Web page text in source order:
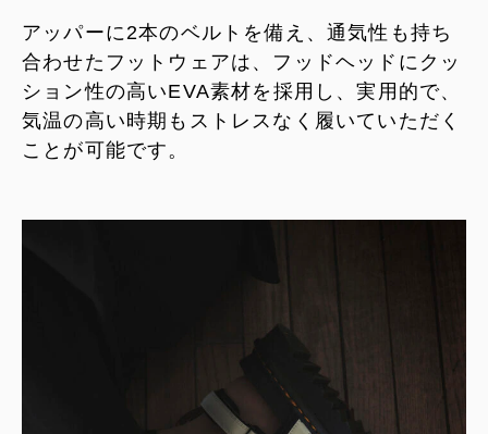
アッパーに2本のベルトを備え、通気性も持ち
合わせたフットウェアは、フッドヘッドにクッ
ション性の高いEVA素材を採用し、実用的で、
気温の高い時期もストレスなく履いていただく
ことが可能です。